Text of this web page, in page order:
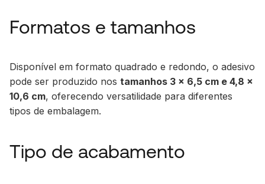
Formatos e tamanhos
Disponível em formato quadrado e redondo, o adesivo
pode ser produzido nos tamanhos 3 x 6,5 cm e 4,8 x
10,6 cm, oferecendo versatilidade para diferentes
tipos de embalagem.
Tipo de acabamento